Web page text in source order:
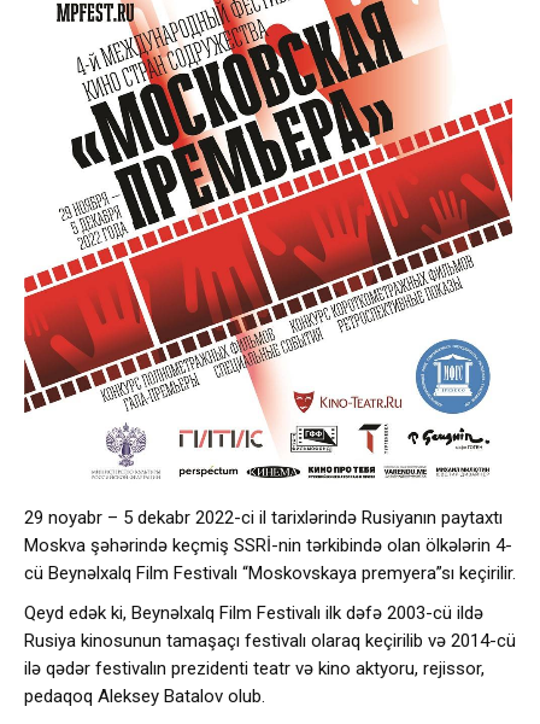
29 noyabr – 5 dekabr 2022-ci il tarixlərində Rusiyanın paytaxtı
Moskva şəhərində keçmiş SSRİ-nin tərkibində olan ölkələrin 4-
cü Beynəlxalq Film Festivalı “Moskovskaya premyera”sı keçirilir.
Qeyd edək ki, Beynəlxalq Film Festivalı ilk dəfə 2003-cü ildə
Rusiya kinosunun tamaşaçı festivalı olaraq keçirilib və 2014-cü
ilə qədər festivalın prezidenti teatr və kino aktyoru, rejissor,
pedaqoq Aleksey Batalov olub.